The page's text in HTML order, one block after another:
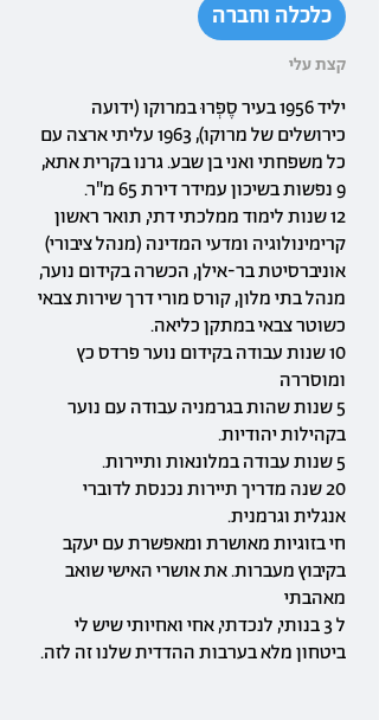
כלכלה וחברה
קצת עלי
יליד 1956 בעיר סֶפְרוּ במרוקו (ידועה
כירושלים של מרוקו), 1963 עליתי ארצה עם
כל משפחתי ואני בן שבע. גרנו בקרית אתא,
9 נפשות בשיכון עמידר דירת 65 מ"ר.
12 שנות לימוד ממלכתי דתי, תואר ראשון
קרימינולוגיה ומדעי המדינה (מנהל ציבורי)
אוניברסיטת בר-אילן, הכשרה בקידום נוער,
מנהל בתי מלון, קורס מורי דרך שירות צבאי
כשוטר צבאי במתקן כליאה.
10 שנות עבודה בקידום נוער פרדס כץ
ומוסררה
5 שנות שהות בגרמניה עבודה עם נוער
בקהילות יהודיות.
5 שנות עבודה במלונאות ותיירות.
20 שנה מדריך תיירות נכנסת לדוברי
אנגלית וגרמנית.
חי בזוגיות מאושרת ומאפשרת עם יעקב
בקיבוץ מעברות. את אושרי האישי שואב
מאהבתי
ל 3 בנותי, לנכדתי, אחי ואחיותי שיש לי
ביטחון מלא בערבות ההדדית שלנו זה לזה.